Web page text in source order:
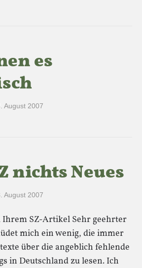
es
August 2007
nichts Neues
August 2007
Ihrem SZ-Artikel Sehr geehrter
mich ein wenig, die immer
über die angeblich fehlende
in Deutschland zu lesen. Ich